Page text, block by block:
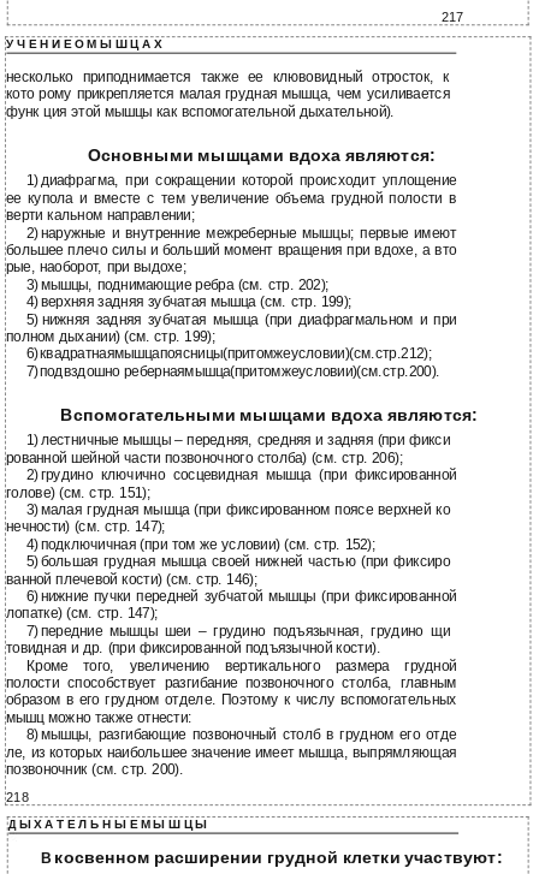
217
У Ч Е Н И Е О М Ы Ш Ц А Х
несколько приподнимается также ее клювовидный отросток, к
кото рому прикрепляется малая грудная мышца, чем усиливается
функ ция этой мышцы как вспомогательной дыхательной).
Основными мышцами вдоха являются:
1)диафрагма, при сокращении которой происходит уплощение
ее купола и вместе с тем увеличение объема грудной полости в
верти кальном направлении;
2)наружные и внутренние межреберные мышцы; первые имеют
большее плечо силы и больший момент вращения при вдохе, а вто
рые, наоборот, при выдохе;
3)мышцы, поднимающие ребра (см. стр. 202);
4)верхняя задняя зубчатая мышца (см. стр. 199);
5) нижняя задняя зубчатая мышца (при диафрагмальном и при
полном дыхании) (см. стр. 199);
6)квадратнаямышцапоясницы(притомжеусловии)(см.стр.212);
7)подвздошно ребернаямышца(притомжеусловии)(см.стр.200).
Вспомогательными мышцами вдоха являются:
1)лестничные мышцы – передняя, средняя и задняя (при фикси
рованной шейной части позвоночного столба) (см. стр. 206);
2)грудино ключично сосцевидная мышца (при фиксированной
голове) (см. стр. 151);
3)малая грудная мышца (при фиксированном поясе верхней ко
нечности) (см. стр. 147);
4)подключичная (при том же условии) (см. стр. 152);
5)большая грудная мышца своей нижней частью (при фиксиро
ванной плечевой кости) (см. стр. 146);
6)нижние пучки передней зубчатой мышцы (при фиксированной
лопатке) (см. стр. 147);
7)передние мышцы шеи – грудино подъязычная, грудино щи
товидная и др. (при фиксированной подъязычной кости).
Кроме того, увеличению вертикального размера грудной
полости способствует разгибание позвоночного столба, главным
образом в его грудном отделе. Поэтому к числу вспомогательных
мышц можно также отнести:
8)мышцы, разгибающие позвоночный столб в грудном его отде
ле, из которых наибольшее значение имеет мышца, выпрямляющая
позвоночник (см. стр. 200).
218
Д Ы Х А Т Е Л Ь Н Ы Е М Ы Ш Ц Ы
В косвенном расширении грудной клетки участвуют: